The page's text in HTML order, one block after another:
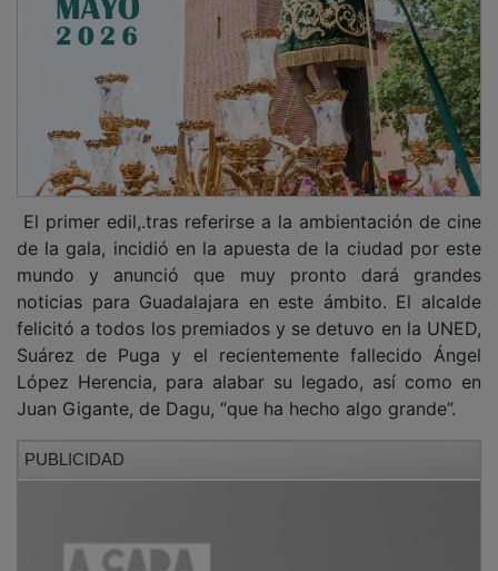
de la gala, incidió en la apuesta de la ciudad por este
mundo y anunció que muy pronto dará grandes
noticias para Guadalajara en este ámbito. El alcalde
felicitó a todos los premiados y se detuvo en la UNED,
Suárez de Puga y el recientemente fallecido Ángel
López Herencia, para alabar su legado, así como en
Juan Gigante, de Dagu, “que ha hecho algo grande”.